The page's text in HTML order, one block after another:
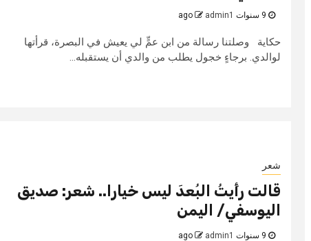
admin1
حكاية وصلتنا رسالة من ابن عمٍّ لي يعيش في البصرة، قرأتها
لوالدي. برجاءٍ خجول يطلب من والدي أن يستقبله...
شعر
قالت رأَيتُ البُعدَ ليس خيارا.. شعر: صديق
اليوسفي/ اليمن
admin1